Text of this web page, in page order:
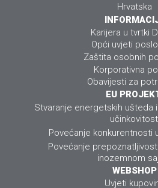
Hrvatska
Karijera u tvrtki
Opći uvjeti
Zaštita osobnih
Korporativna
Obavijesti za
EU
Stvaranje energetskih ušteda
Povećanje konkurentnosti
Povećanje
inozemnom
WEBSHOP
Uvjeti